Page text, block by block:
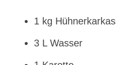
1 kg
3 L Wasser